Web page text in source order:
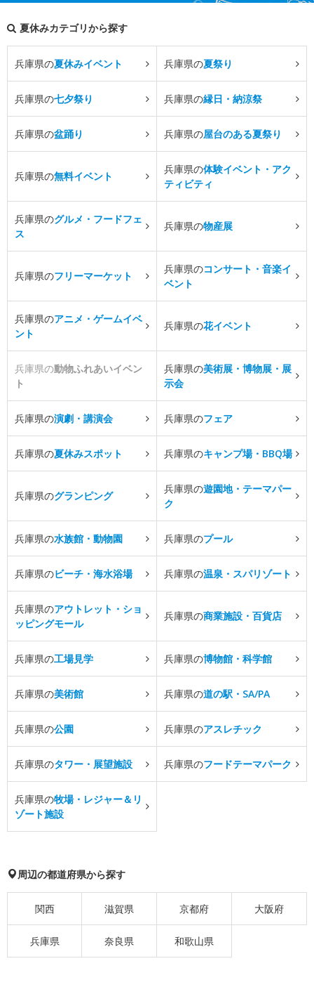
夏休みカテゴリから探す
兵庫県の夏休みイベント 兵庫県の夏祭り
兵庫県の七夕祭り 兵庫県の縁日・納涼祭
兵庫県の盆踊り 兵庫県の屋台のある夏祭り
兵庫県の無料イベント
兵庫県の体験イベント・アク
ティビティ
兵庫県のグルメ・フードフェ
ス
兵庫県の物産展
兵庫県のフリーマーケット
兵庫県のコンサート・音楽イ
ベント
兵庫県のアニメ・ゲームイベ
ント
兵庫県の花イベント
兵庫県の動物ふれあいイベン
ト
兵庫県の美術展・博物展・展
示会
兵庫県の演劇・講演会 兵庫県のフェア
兵庫県の夏休みスポット 兵庫県のキャンプ場・BBQ場
兵庫県のグランピング
兵庫県の遊園地・テーマパー
ク
兵庫県の水族館・動物園 兵庫県のプール
兵庫県のビーチ・海水浴場 兵庫県の温泉・スパリゾート
兵庫県のアウトレット・ショ
ッピングモール
兵庫県の商業施設・百貨店
兵庫県の工場見学 兵庫県の博物館・科学館
兵庫県の美術館 兵庫県の道の駅・SA/PA
兵庫県の公園 兵庫県のアスレチック
兵庫県のタワー・展望施設 兵庫県のフードテーマパーク
兵庫県の牧場・レジャー＆リ
ゾート施設
周辺の都道府県から探す
関西 滋賀県 京都府 大阪府
兵庫県 奈良県 和歌山県